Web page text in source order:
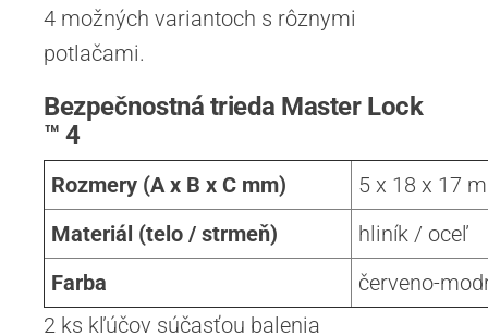
4 možných variantoch s rôznymi
potlačami.
Bezpečnostná trieda Master Lock
™ 4
Rozmery (A x B x C mm)
5 x 18 x 17
Materiál (telo / strmeň)
hliník / oceľ
Farba
červeno-
2 ks kľúčov súčasťou balenia